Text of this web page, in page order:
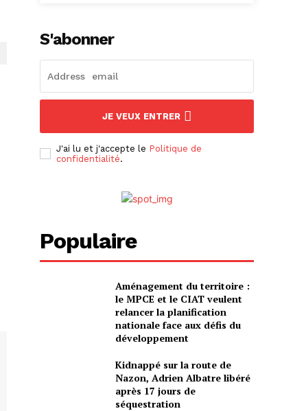
S'abonner
JE VEUX ENTRER
J'ai lu et j'accepte le Politique de
confidentialité.
Populaire
Aménagement du territoire :
le MPCE et le CIAT veulent
relancer la planification
nationale face aux défis du
développement
Kidnappé sur la route de
Nazon, Adrien Albatre libéré
après 17 jours de
séquestration